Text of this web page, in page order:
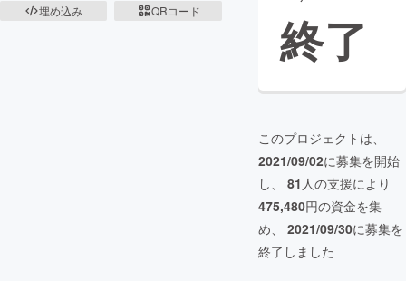
埋め込み
QRコード 終了
このプロジェクトは、
2021/09/02に募集を開始
し、 81 人の支援により
475,480円の資金を集
め、 2021/09/30に募集を
終了しました